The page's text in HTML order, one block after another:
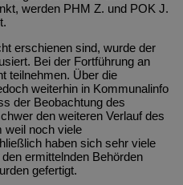
werden PHM Z. und POK J.
erschienen sind, wurde der
Bei der Fortführung an
teilnehmen. Über die
weiterhin in Kommunalinfo
der Beobachtung des
den weiteren Verlauf des
weil noch viele
haben sich sehr viele
ermittelnden Behörden
gefertigt.